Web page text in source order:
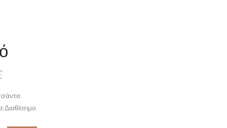
Διαθέσιμο